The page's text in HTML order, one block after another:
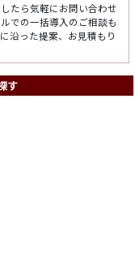
たら気軽にお問い合わせ
での一括導入のご相談も
沿った提案、お見積もり
す